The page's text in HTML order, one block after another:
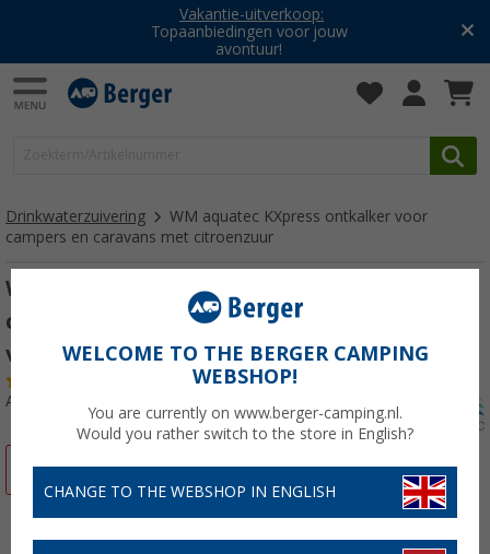
Vakantie-uitverkoop:
Topaanbiedingen voor jouw
avontuur!
Drinkwaterzuivering
WM aquatec KXpress ontkalker voor
campers en caravans met citroenzuur
WM aquatec KXpress ontkalker voor
campers en caravans met citroenzuur
voor tanks tot 160 liter
Artikelnr: 228830
-8%
WELCOME TO THE BERGER CAMPING
WEBSHOP!
You are currently on www.berger-camping.nl.
Would you rather switch to the store in English?
CHANGE TO THE WEBSHOP IN ENGLISH